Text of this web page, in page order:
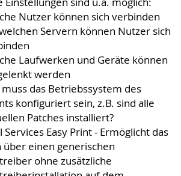
Nutzer können sich verbinden
Servern können Nutzer sich
Laufwerken und Geräte können
werden
das Betriebssystem des
konfiguriert sein, z.B. sind alle
Patches installiert?
Services Easy Print - Ermöglicht das
über einen generischen
ohne zusätzliche